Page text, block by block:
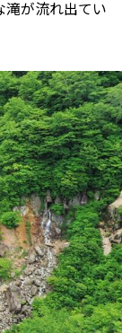
が流れ出てい